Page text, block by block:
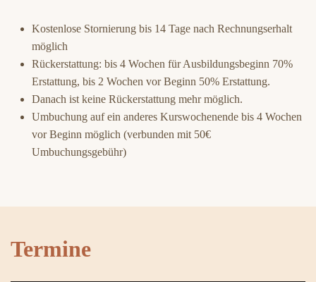
Kostenlose Stornierung bis 14 Tage nach Rechnungserhalt
möglich
Rückerstattung: bis 4 Wochen für Ausbildungsbeginn 70%
Erstattung, bis 2 Wochen vor Beginn 50% Erstattung.
Danach ist keine Rückerstattung mehr möglich.
Umbuchung auf ein anderes Kurswochenende bis 4 Wochen
vor Beginn möglich (verbunden mit 50€
Umbuchungsgebühr)
Termine